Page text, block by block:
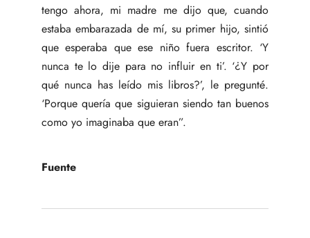
tengo ahora, mi madre me dijo que, cuando
estaba embarazada de mí, su primer hijo, sintió
que esperaba que ese niño fuera escritor. ‘Y
nunca te lo dije para no influir en ti’. ‘¿Y por
qué nunca has leído mis libros?’, le pregunté.
‘Porque quería que siguieran siendo tan buenos
como yo imaginaba que eran”.
Fuente